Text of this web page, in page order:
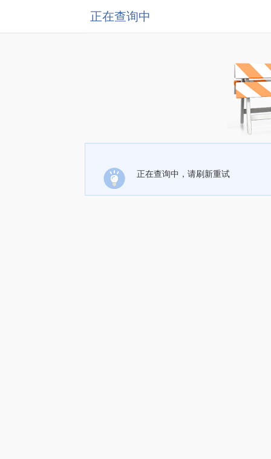
正在查询中
正在查询中，请刷新重试